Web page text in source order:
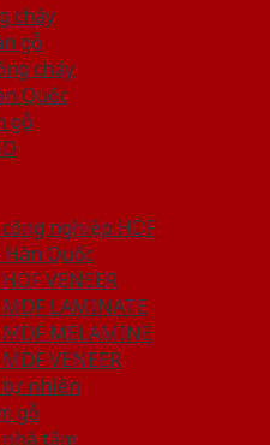
cháy
gỗ
cháy
Quốc
gỗ
nghiệp HDF
Hàn Quốc
VENEER
LAMINATE
MELAMINE
VENEER
tự nhiên
gỗ
tắm